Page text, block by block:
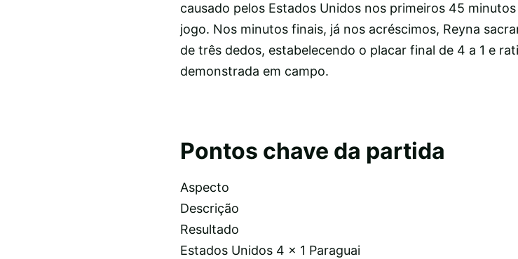
causado pelos Estados Unidos nos primeiros 45
jogo. Nos minutos finais, já nos acréscimos, Reyna
de três dedos, estabelecendo o placar final de 4 a 1 e
demonstrada em campo.
Pontos chave da partida
Aspecto
Descrição
Resultado
Estados Unidos 4 x 1 Paraguai